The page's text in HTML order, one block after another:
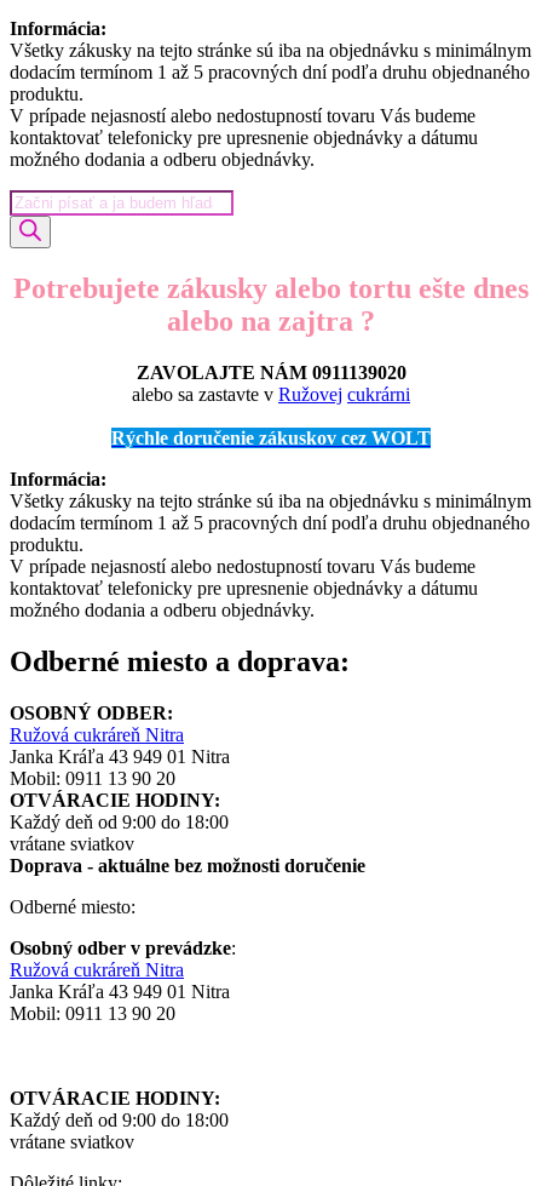
Informácia:
Všetky zákusky na tejto stránke sú iba na objednávku s minimálnym
dodacím termínom 1 až 5 pracovných dní podľa druhu objednaného
produktu.
V prípade nejasností alebo nedostupností tovaru Vás budeme
kontaktovať telefonicky pre upresnenie objednávky a dátumu
možného dodania a odberu objednávky.
Products
search
Potrebujete zákusky alebo tortu ešte dnes
alebo na zajtra ?
ZAVOLAJTE NÁM 0911139020
alebo sa zastavte v Ružovej cukrárni
Rýchle doručenie zákuskov cez WOLT
Informácia:
Všetky zákusky na tejto stránke sú iba na objednávku s minimálnym
dodacím termínom 1 až 5 pracovných dní podľa druhu objednaného
produktu.
V prípade nejasností alebo nedostupností tovaru Vás budeme
kontaktovať telefonicky pre upresnenie objednávky a dátumu
možného dodania a odberu objednávky.
Odberné miesto a doprava:
OSOBNÝ ODBER:
Ružová cukráreň Nitra
Janka Kráľa 43 949 01 Nitra
Mobil: 0911 13 90 20
OTVÁRACIE HODINY:
Každý deň od 9:00 do 18:00
vrátane sviatkov
Doprava - aktuálne bez možnosti doručenie
Odberné miesto:
Osobný odber v prevádzke:
Ružová cukráreň Nitra
Janka Kráľa 43 949 01 Nitra
Mobil: 0911 13 90 20
OTVÁRACIE HODINY:
Každý deň od 9:00 do 18:00
vrátane sviatkov